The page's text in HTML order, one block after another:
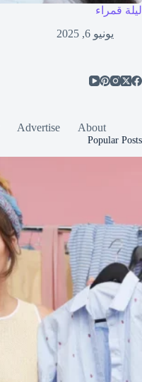
ليلة قمراء
يونيو 6, 2025
About
Advertise
Popular Posts